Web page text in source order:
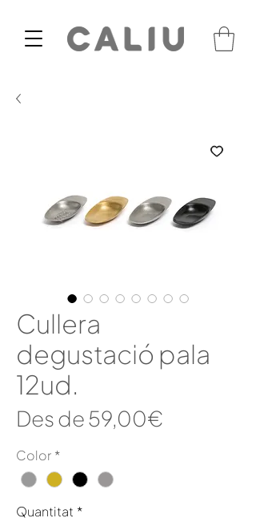
Cullera
degustació pala
12ud.
Des de59,00€
Color *
Quantitat *